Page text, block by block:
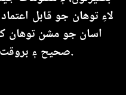
لاءِ توهان جو قابل
اسان جو مشن توهان
صحيح ۽ بروقت خبرون پهچائڻ آهي.